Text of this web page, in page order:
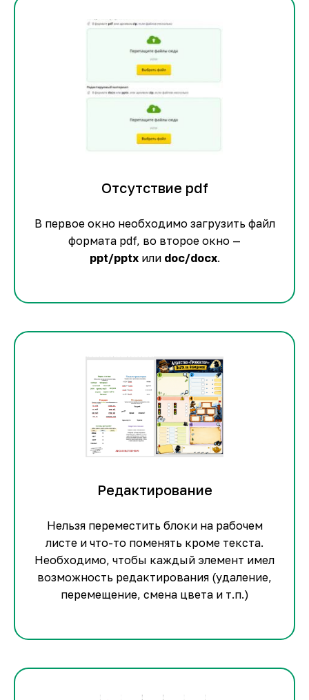
Отсутствие pdf
В первое окно необходимо загрузить файл
формата pdf, во второе окно —
ppt/pptxили doc/docx.
Редактирование
Нельзя переместить блоки на рабочем
листе и что-то поменять кроме текста.
Необходимо, чтобы каждый элемент имел
возможность редактирования (удаление,
перемещение, смена цвета и т.п.)